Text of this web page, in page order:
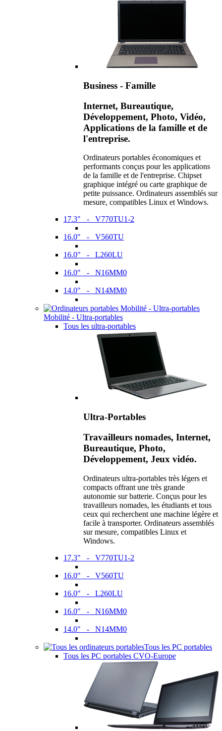
Business - Famille
Internet, Bureautique,
Développement, Photo, Vidéo,
Applications de la famille et de
l'entreprise.
Ordinateurs portables économiques et
performants conçus pour les applications
de la famille et de l'entreprise. Chipset
graphique intégré ou carte graphique de
petite puissance. Ordinateurs assemblés sur
mesure, compatibles Linux et Windows.
17.3" - V770TU1-2
16.0" - V560TU
16.0" - L260LU
16.0" - N16MM0
14.0" - N14MM0
Mobilité - Ultra-portables
Tous les ultra-portables
Ultra-Portables
Travailleurs nomades, Internet,
Bureautique, Photo,
Développement, Jeux vidéo.
Ordinateurs ultra-portables très légers et
compacts offrant une très grande
autonomie sur batterie. Conçus pour les
travailleurs nomades, les étudiants et tous
ceux qui recherchent une machine légère et
facile à transporter. Ordinateurs assemblés
sur mesure, compatibles Linux et
Windows.
17.3" - V770TU1-2
16.0" - V560TU
16.0" - L260LU
16.0" - N16MM0
14.0" - N14MM0
Tous les PC portables
Tous les PC portables CVO-Europe